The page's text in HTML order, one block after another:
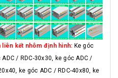
liên kết nhôm định hình: Ke góc
/ RDC-30x30, ke góc ADC /
ke góc ADC / RDC-40x80, ke